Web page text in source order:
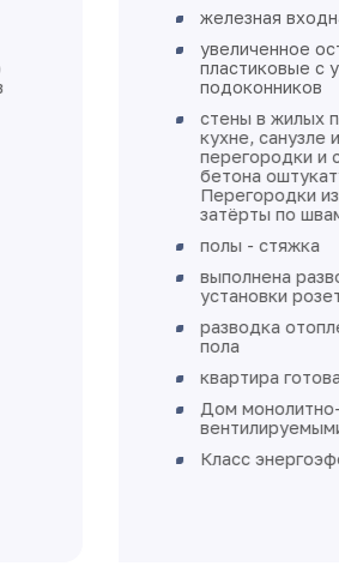
дверь
с установкой откосов и
помещениях, коридорах,
и ванных комнатах -
и стены из бетона, ячеистого
не зашпаклеваны.
из пазогребневых плит
швам, не зашпаклеваны
разводка электричества без
розеток и выключателей
выполнена в стяжке
к финишной отделке
А+